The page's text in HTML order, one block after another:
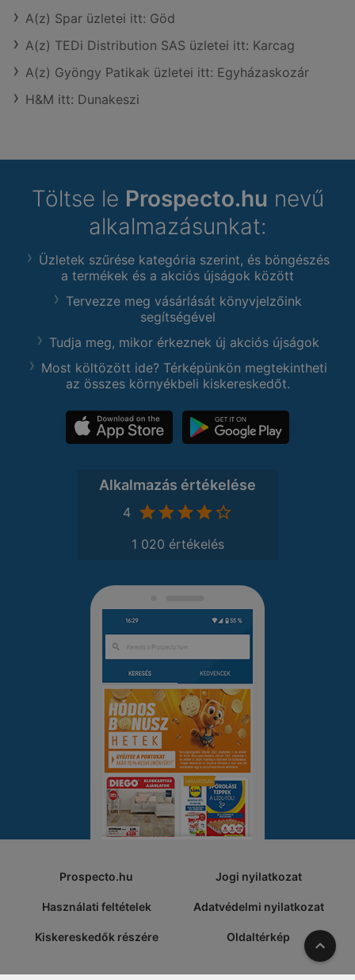
A(z) Spar üzletei itt: Göd
A(z) TEDi Distribution SAS üzletei itt: Karcag
A(z) Gyöngy Patikak üzletei itt: Egyházaskozár
H&M itt: Dunakeszi
Töltse le Prospecto.hu nevű
alkalmazásunkat:
Üzletek szűrése kategória szerint, és böngészés
a termékek és a akciós újságok között
Tervezze meg vásárlását könyvjelzőink
segítségével
Tudja meg, mikor érkeznek új akciós újságok
Most költözött ide? Térképünkön megtekintheti
az összes környékbeli kiskereskedőt.
Alkalmazás értékelése
4
1 020 értékelés
Prospecto.hu Jogi nyilatkozat
Használati feltételek Adatvédelmi nyilatkozat
Kiskereskedők részére Oldaltérkép A